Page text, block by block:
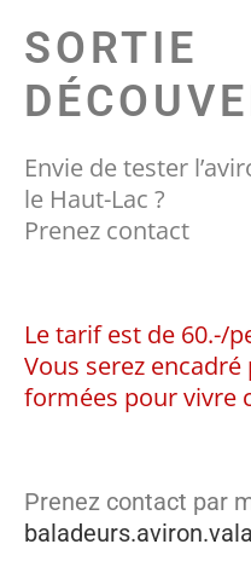
SORTIE
Envie de tester
le Haut-Lac ?
Prenez contact
Le tarif est de 60.-/
Vous serez
formées pour vivre
Prenez contact par